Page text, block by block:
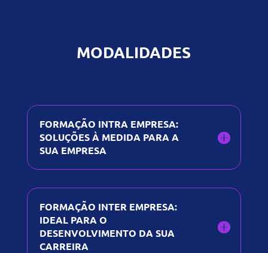
MODALIDADES
FORMAÇÃO INTRA EMPRESA:
SOLUÇÕES À MEDIDA PARA A
SUA EMPRESA
FORMAÇÃO INTER EMPRESA:
IDEAL PARA O
DESENVOLVIMENTO DA SUA
CARREIRA